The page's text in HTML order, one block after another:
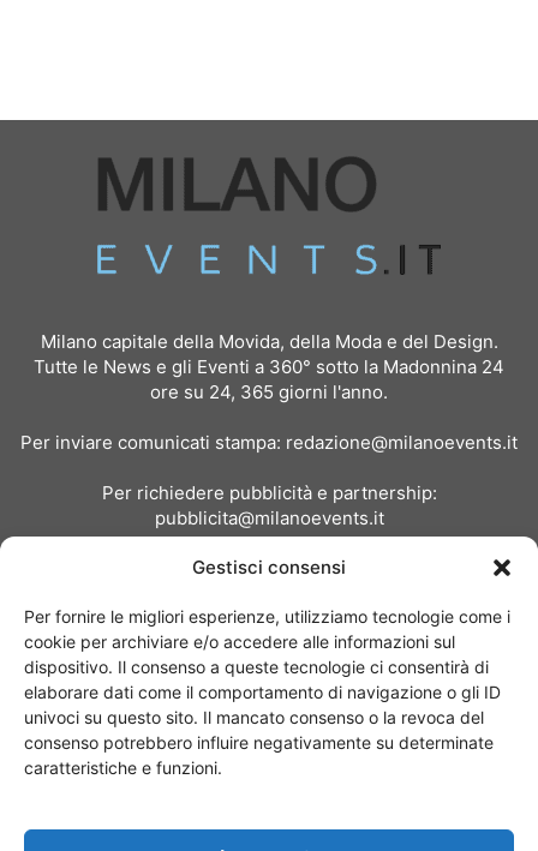
Gestisci consensi
Per fornire le migliori esperienze, utilizziamo tecnologie come i
cookie per archiviare e/o accedere alle informazioni sul
dispositivo. Il consenso a queste tecnologie ci consentirà di
elaborare dati come il comportamento di navigazione o gli ID
univoci su questo sito. Il mancato consenso o la revoca del
consenso potrebbero influire negativamente su determinate
caratteristiche e funzioni.
Milano capitale della Movida, della Moda e del Design.
Tutte le News e gli Eventi a 360° sotto la Madonnina 24
ore su 24, 365 giorni l'anno.
Per inviare comunicati stampa: redazione@milanoevents.it
Per richiedere pubblicità e partnership:
pubblicita@milanoevents.it
Chi siamo I Nostri Clienti